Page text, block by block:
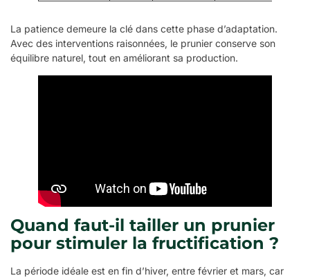
La patience demeure la clé dans cette phase d’adaptation.
Avec des interventions raisonnées, le prunier conserve son
équilibre naturel, tout en améliorant sa production.
Quand faut-il tailler un prunier
pour stimuler la fructification ?
La période idéale est en fin d’hiver, entre février et mars, car